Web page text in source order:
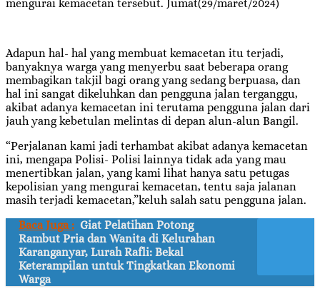
mengurai kemacetan tersebut. Jumat(29/maret/2024)
Adapun hal- hal yang membuat kemacetan itu terjadi,
banyaknya warga yang menyerbu saat beberapa orang
membagikan takjil bagi orang yang sedang berpuasa, dan
hal ini sangat dikeluhkan dan pengguna jalan terganggu,
akibat adanya kemacetan ini terutama pengguna jalan dari
jauh yang kebetulan melintas di depan alun-alun Bangil.
“Perjalanan kami jadi terhambat akibat adanya kemacetan
ini, mengapa Polisi- Polisi lainnya tidak ada yang mau
menertibkan jalan, yang kami lihat hanya satu petugas
kepolisian yang mengurai kemacetan, tentu saja jalanan
masih terjadi kemacetan,”keluh salah satu pengguna jalan.
Baca Juga : Giat Pelatihan Potong
Rambut Pria dan Wanita di Kelurahan
Karanganyar, Lurah Rafli: Bekal
Keterampilan untuk Tingkatkan Ekonomi
Warga